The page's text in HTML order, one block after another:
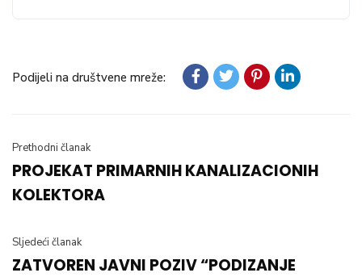
Podijeli na društvene mreže:
Prethodni članak
PROJEKAT PRIMARNIH KANALIZACIONIH
KOLEKTORA
Sljedeći članak
ZATVOREN JAVNI POZIV “PODIZANJE